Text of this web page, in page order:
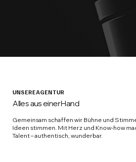
UNSERE AGENTUR
Alles aus einer Hand
Gemeinsam schaffen wir Bühne und
Ideen stimmen. Mit Herz und Know-how
Talent – authentisch, wunderbar.